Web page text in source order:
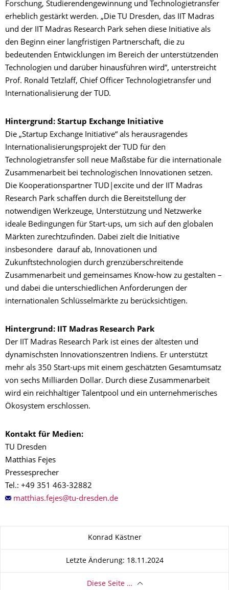
Forschung, Studierendengewinnung und Technologietransfer
erheblich gestärkt werden. „Die TU Dresden, das IIT Madras
und der IIT Madras Research Park sehen diese Initiative als
den Beginn einer langfristigen Partnerschaft, die zu
bedeutenden Entwicklungen im Bereich der unterstützenden
Technologien und darüber hinausführen wird”, unterstreicht
Prof. Ronald Tetzlaff, Chief Officer Technologietransfer und
Internationalisierung der TUD.
Hintergrund: Startup Exchange Initiative
Die „Startup Exchange Initiative“ als herausragendes
Internationalisierungsprojekt der TUD für den
Technologietransfer soll neue Maßstäbe für die internationale
Zusammenarbeit bei technologischen Innovationen setzen.
Die Kooperationspartner TUD|excite und der IIT Madras
Research Park schaffen durch die Bereitstellung der
notwendigen Werkzeuge, Unterstützung und Netzwerke
ideale Bedingungen für Start-ups, um sich auf den globalen
Märkten zurechtzufinden. Dabei zielt die Initiative
insbesondere darauf ab, Innovationen und
Zukunftstechnologien durch grenzüberschreitende
Zusammenarbeit und gemeinsames Know-how zu gestalten –
und dabei die unterschiedlichen Anforderungen der
internationalen Schlüsselmärkte zu berücksichtigen.
Hintergrund: IIT Madras Research Park
Der IIT Madras Research Park ist eines der ältesten und
dynamischsten Innovationszentren Indiens. Er unterstützt
mehr als 350 Start-ups mit einem geschätzten Gesamtumsatz
von sechs Milliarden Dollar. Durch diese Zusammenarbeit
wird ein reichhaltiger Talentpool und ein unternehmerisches
Ökosystem erschlossen.
Kontakt für Medien:
TU Dresden
Matthias Fejes
Pressesprecher
Tel.: +49 351 463-32882
Konrad Kästner
Letzte Änderung: 18.11.2024
Diese Seite …